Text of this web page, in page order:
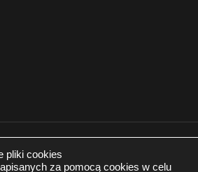
Realizacja:
pliki cookies
za pomocą cookies w celu